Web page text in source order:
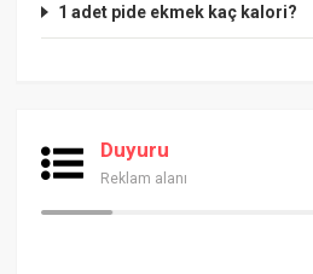
1 adet pide ekmek kaç kalori?
Duyuru
Reklam alanı